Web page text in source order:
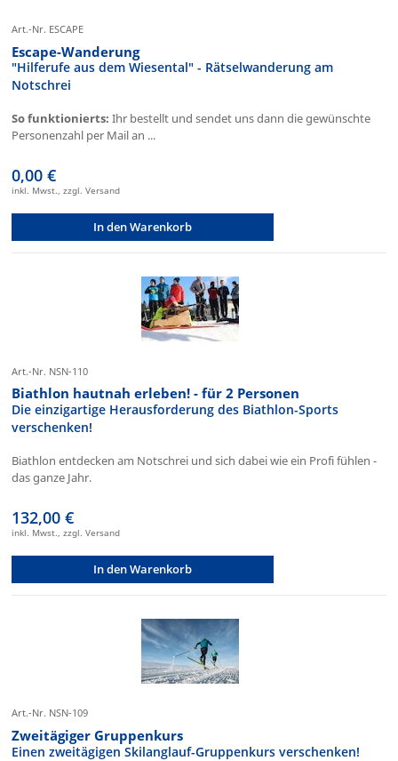
Art.-Nr. ESCAPE
Escape-Wanderung
"Hilferufe aus dem Wiesental" - Rätselwanderung am
Notschrei
So funktionierts: Ihr bestellt und sendet uns dann die gewünschte
Personenzahl per Mail an ...
0,00 €
inkl. Mwst., zzgl. Versand
In den Warenkorb
Art.-Nr. NSN-110
Biathlon hautnah erleben! - für 2 Personen
Die einzigartige Herausforderung des Biathlon-Sports
verschenken!
Biathlon entdecken am Notschrei und sich dabei wie ein Profi fühlen -
das ganze Jahr.
132,00 €
inkl. Mwst., zzgl. Versand
In den Warenkorb
Art.-Nr. NSN-109
Zweitägiger Gruppenkurs
Einen zweitägigen Skilanglauf-Gruppenkurs verschenken!